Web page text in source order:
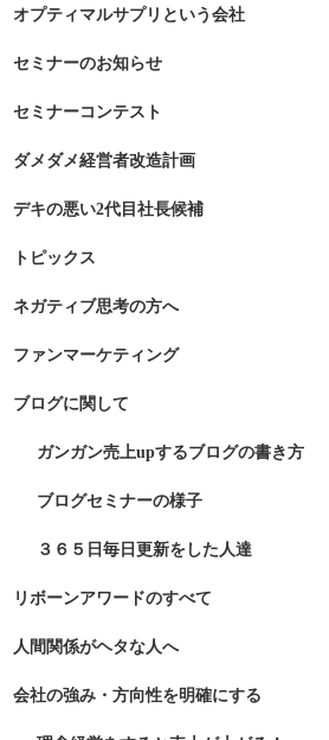
オプティマルサプリという会社
セミナーのお知らせ
セミナーコンテスト
ダメダメ経営者改造計画
デキの悪い2代目社長候補
トピックス
ネガティブ思考の方へ
ファンマーケティング
ブログに関して
ガンガン売上upするブログの書き方
ブログセミナーの様子
３６５日毎日更新をした人達
リボーンアワードのすべて
人間関係がヘタな人へ
会社の強み・方向性を明確にする